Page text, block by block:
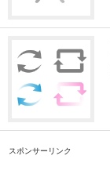
スポンサーリンク